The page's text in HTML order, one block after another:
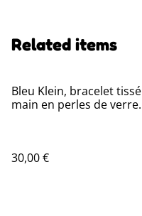
Related items
Bleu Klein, bracelet tissé
main en perles de verre
30,00 €